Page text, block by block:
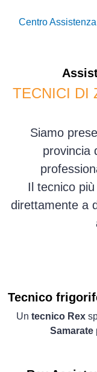
Centro Assistenza
TECNICI DI
Siamo
provincia
Il tecnico
direttamente a
Tecnico
Un tecnico Rex
Samarate